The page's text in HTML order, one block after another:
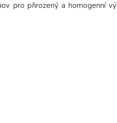
pro přirozený a homogenní